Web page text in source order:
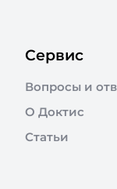
Сервис
Вопросы и
О Доктис
Статьи